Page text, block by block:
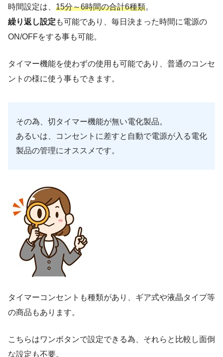
時間設定は、 15分～6時間の合計6種類。
繰り返し設定 も可能であり、毎日決まった時間に電源の
ON/OFFをする事も可能。
タイマー機能を使わずの使用も可能であり、普通のコンセ
ントの様に使う事もできます。
その為、切タイマー機能が無い電化製品。
あるいは、コンセントに差すと自動で電源が入る電化
製品の管理にオススメです。
タイマーコンセントも種類があり、ギア式や液晶タイプ等
の商品もあります。
こちらはワンボタンで設定できる為、それらと比較し面倒
な設定も不要。